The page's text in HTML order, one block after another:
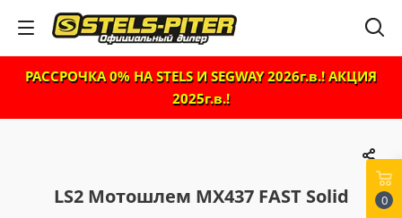
РАССРОЧКА 0% НА STELS И SEGWAY 2026г.в.! АКЦИЯ
2025г.в.!
LS2 Мотошлем MX437 FAST Solid 0